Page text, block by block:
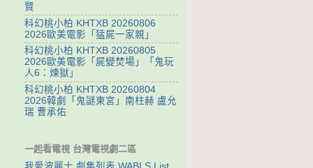
賢
科幻桃小柏 KHTXB 20260806
2026歐美電影「猛屍一家親」
科幻桃小柏 KHTXB 20260805
2026歐美電影「屍變焚場」「鬼玩
人6：煉獄」
科幻桃小柏 KHTXB 20260804
2026韓劇「鬼謎東宮」南柱赫 盧允
瑞 曹承佑
一起看電視 台灣電視劇二區